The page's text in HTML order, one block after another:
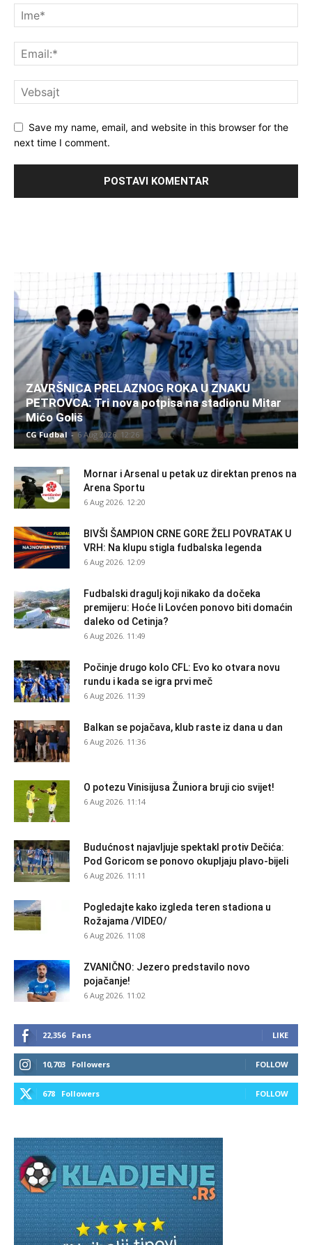
Save my name, email, and website in this browser for the
next time I comment.
ZAVRŠNICA PRELAZNOG ROKA U ZNAKU
PETROVCA: Tri nova potpisa na stadionu Mitar
Mićo Goliš
CG Fudbal - 6 Aug 2026. 12:26
Mornar i Arsenal u petak uz direktan prenos na
Arena Sportu
6 Aug 2026. 12:20
BIVŠI ŠAMPION CRNE GORE ŽELI POVRATAK U
VRH: Na klupu stigla fudbalska legenda
6 Aug 2026. 12:09
Fudbalski dragulj koji nikako da dočeka
premijeru: Hoće li Lovćen ponovo biti domaćin
daleko od Cetinja?
6 Aug 2026. 11:49
Počinje drugo kolo CFL: Evo ko otvara novu
rundu i kada se igra prvi meč
6 Aug 2026. 11:39
Balkan se pojačava, klub raste iz dana u dan
6 Aug 2026. 11:36
O potezu Vinisijusa Žuniora bruji cio svijet!
6 Aug 2026. 11:14
Budućnost najavljuje spektakl protiv Dečića:
Pod Goricom se ponovo okupljaju plavo-bijeli
6 Aug 2026. 11:11
Pogledajte kako izgleda teren stadiona u
Rožajama /VIDEO/
6 Aug 2026. 11:08
ZVANIČNO: Jezero predstavilo novo
pojačanje!
6 Aug 2026. 11:02
22,356 Fans LIKE
10,703 Followers FOLLOW
678 Followers FOLLOW